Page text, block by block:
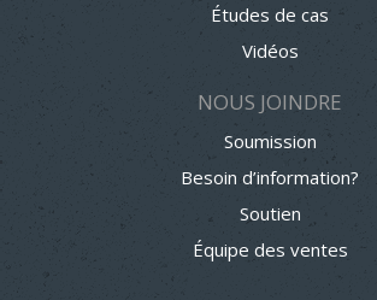
Études de cas
Vidéos
NOUS JOINDRE
Soumission
Besoin d’information?
Soutien
Équipe des ventes